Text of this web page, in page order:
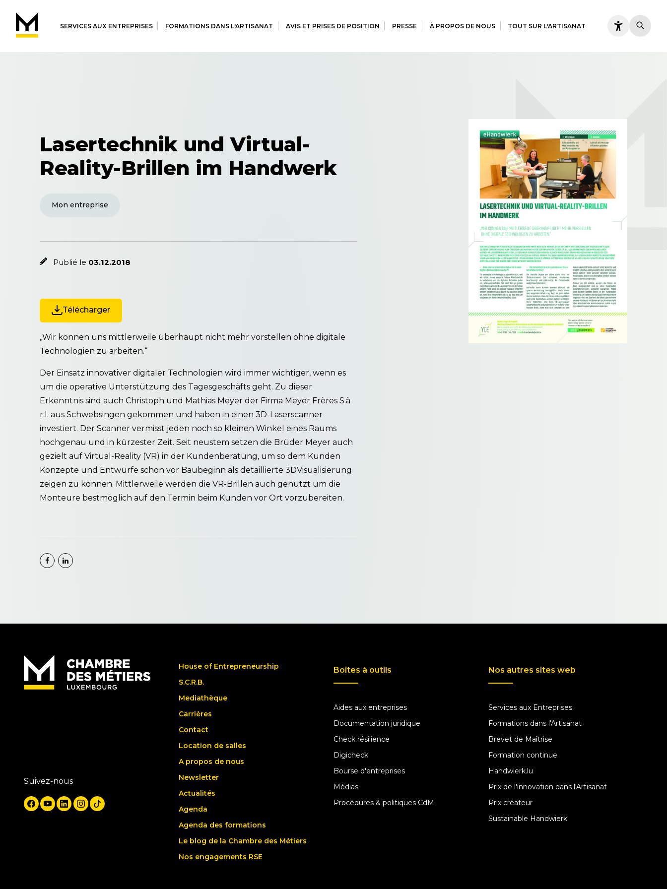
SERVICES AUX ENTREPRISES FORMATIONS DANS L'ARTISANAT AVIS ET PRISES DE POSITION PRESSE À PROPOS DE NOUS TOUT SUR L'ARTISANAT
Lasertechnik und Virtual-
Reality-Brillen im Handwerk
Mon entreprise
Publié le 03.12.2018
Télécharger
„Wir können uns mittlerweile überhaupt nicht mehr vorstellen ohne digitale
Technologien zu arbeiten.“
Der Einsatz innovativer digitaler Technologien wird immer wichtiger, wenn es
um die operative Unterstützung des Tagesgeschäfts geht. Zu dieser
Erkenntnis sind auch Christoph und Mathias Meyer der Firma Meyer Frères S.à
r.l. aus Schwebsingen gekommen und haben in einen 3D-Laserscanner
investiert. Der Scanner vermisst jeden noch so kleinen Winkel eines Raums
hochgenau und in kürzester Zeit. Seit neustem setzen die Brüder Meyer auch
gezielt auf Virtual-Reality (VR) in der Kundenberatung, um so dem Kunden
Konzepte und Entwürfe schon vor Baubeginn als detaillierte 3DVisualisierung
zeigen zu können. Mittlerweile werden die VR-Brillen auch genutzt um die
Monteure bestmöglich auf den Termin beim Kunden vor Ort vorzubereiten.
Suivez-nous
House of Entrepreneurship
S.C.R.B.
Mediathèque
Carrières
Contact
Location de salles
A propos de nous
Newsletter
Actualités
Agenda
Agenda des formations
Le blog de la Chambre des Métiers
Nos engagements RSE
Boites à outils
Aides aux entreprises
Documentation juridique
Check résilience
Digicheck
Bourse d'entreprises
Médias
Procédures & politiques CdM
Nos autres sites web
Services aux Entreprises
Formations dans l'Artisanat
Brevet de Maîtrise
Formation continue
Handwierk.lu
Prix de l'innovation dans l'Artisanat
Prix créateur
Sustainable Handwierk